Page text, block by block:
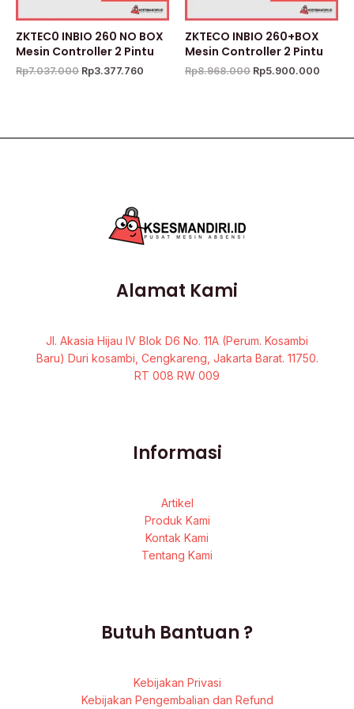
ZKTEC0 INBIO 260 NO BOX
Mesin Controller 2 Pintu
Rp7.037.000 Rp3.377.760
ZKTECO INBIO 260+BOX
Mesin Controller 2 Pintu
Rp8.968.000 Rp5.900.000
Alamat Kami
Jl. Akasia Hijau IV Blok D6 No. 11A (Perum. Kosambi
Baru) Duri kosambi, Cengkareng, Jakarta Barat. 11750.
RT 008 RW 009
Informasi
Artikel
Produk Kami
Kontak Kami
Tentang Kami
Butuh Bantuan ?
Kebijakan Privasi
Kebijakan Pengembalian dan Refund